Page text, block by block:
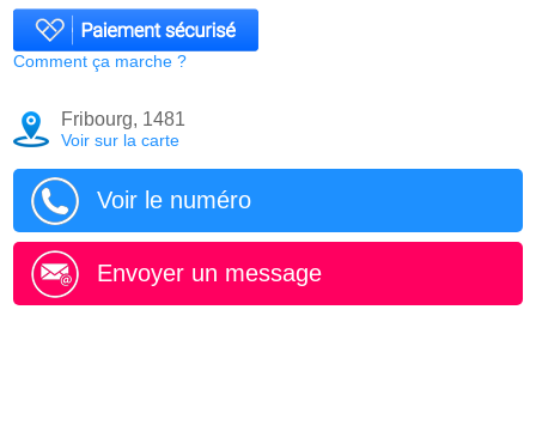
Comment ça marche ?
Fribourg, 1481
Voir sur la carte
Voir le numéro
Envoyer un message